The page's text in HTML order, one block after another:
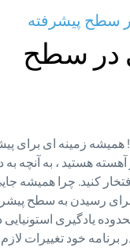
سطح پیشرفته
در سطح
همیشه زمینه ای برای
آهسته هستید ، به آنچه
کنید. چرا همیشه
رسیدن به سطح
محدوده یادگیری
خود تغییرات لازم